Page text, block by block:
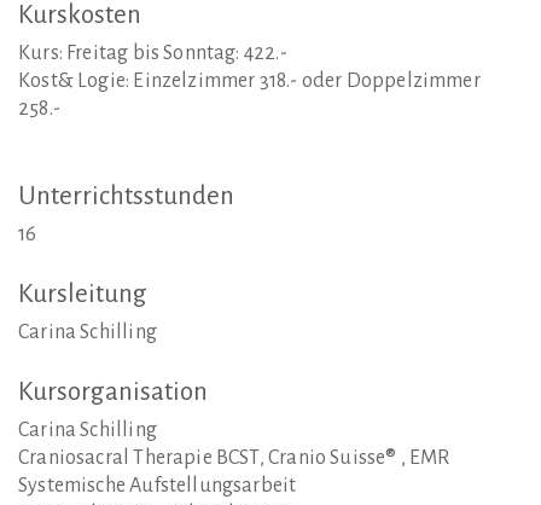
Kurskosten
Kurs: Freitag bis Sonntag: 422.-
Kost& Logie: Einzelzimmer 318.- oder Doppelzimmer
258.-
Unterrichtsstunden
16
Kursleitung
Carina Schilling
Kursorganisation
Carina Schilling
Craniosacral Therapie BCST, Cranio Suisse® , EMR
Systemische Aufstellungsarbeit